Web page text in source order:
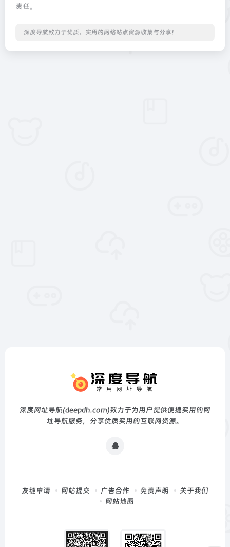
责任。
深度导航致力于优质、实用的网络站点资源收集与分享！
深度网址导航(deepdh.com)致力于为用户提供便捷实用的网
址导航服务，分享优质实用的互联网资源。
友链申请 网站提交 广告合作 免责声明
关于我们
网站地图